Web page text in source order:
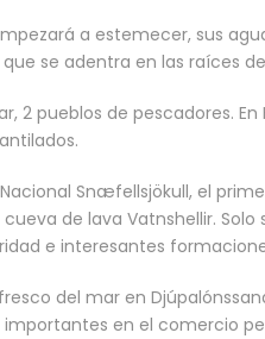
a estemecer, sus
se adentra en las raíces
2 pueblos de pescadores.
Snæfellsjökull, el
de lava Vatnshellir. Solo
e interesantes
del mar en
en el comercio